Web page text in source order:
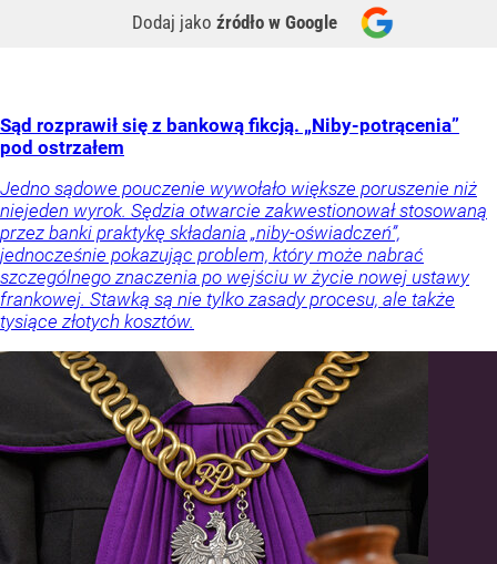
Dodaj jako źródło w Google
Sąd rozprawił się z bankową fikcją. „Niby-potrącenia”
pod ostrzałem
Jedno sądowe pouczenie wywołało większe poruszenie niż
niejeden wyrok. Sędzia otwarcie zakwestionował stosowaną
przez banki praktykę składania „niby-oświadczeń”,
jednocześnie pokazując problem, który może nabrać
szczególnego znaczenia po wejściu w życie nowej ustawy
frankowej. Stawką są nie tylko zasady procesu, ale także
tysiące złotych kosztów.